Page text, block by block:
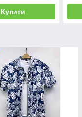
Купити